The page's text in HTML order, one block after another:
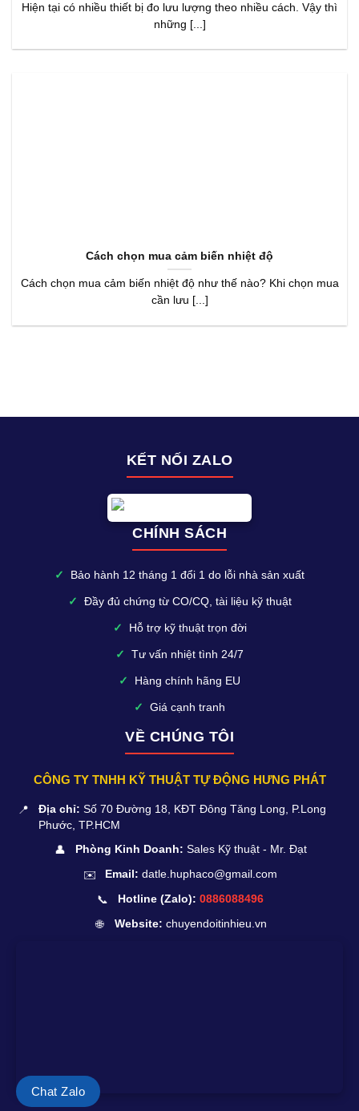
Hiện tại có nhiều thiết bị đo lưu lượng theo nhiều cách. Vậy thì
những [...]
Cách chọn mua cảm biến nhiệt độ
Cách chọn mua cảm biến nhiệt độ như thế nào? Khi chọn mua
cần lưu [...]
KẾT NỐI ZALO
CHÍNH SÁCH
✓ Bảo hành 12 tháng 1 đổi 1 do lỗi nhà sản xuất
✓ Đầy đủ chứng từ CO/CQ, tài liệu kỹ thuật
✓ Hỗ trợ kỹ thuật trọn đời
✓ Tư vấn nhiệt tình 24/7
✓ Hàng chính hãng EU
✓ Giá cạnh tranh
VỀ CHÚNG TÔI
CÔNG TY TNHH KỸ THUẬT TỰ ĐỘNG HƯNG PHÁT
📍 Địa chỉ: Số 70 Đường 18, KĐT Đông Tăng Long, P.Long
Phước, TP.HCM
👤 Phòng Kinh Doanh: Sales Kỹ thuật - Mr. Đạt
✉️ Email: datle.huphaco@gmail.com
📞 Hotline (Zalo): 0886088496
🌐 Website: chuyendoitinhieu.vn
Chat Zalo